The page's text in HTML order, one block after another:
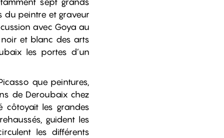
du peintre et graveur
avec Goya au
et blanc des arts
les portes d’un
que peintures,
de Deroubaix chez
côtoyait les grandes
guident les
les différents